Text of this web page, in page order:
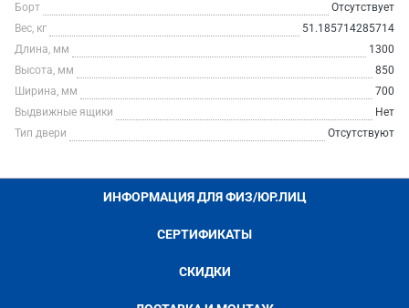
Борт
Отсутствует
Вес, кг
51.185714285714
Длина, мм
1300
Высота, мм
850
Ширина, мм
700
Выдвижные ящики
Нет
Тип двери
Отсутствуют
ИНФОРМАЦИЯ ДЛЯ ФИЗ/ЮР.ЛИЦ
СЕРТИФИКАТЫ
СКИДКИ